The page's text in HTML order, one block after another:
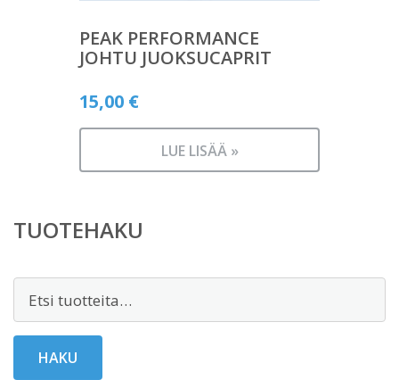
PEAK PERFORMANCE
JOHTU JUOKSUCAPRIT
15,00 €
LUE LISÄÄ »
TUOTEHAKU
HAKU